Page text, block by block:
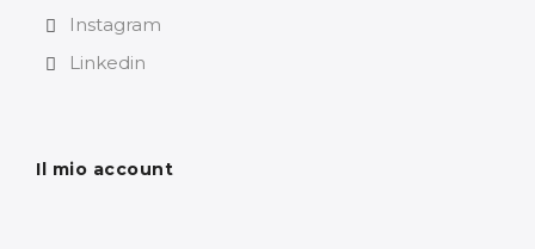
Instagram
Linkedin
Il mio account